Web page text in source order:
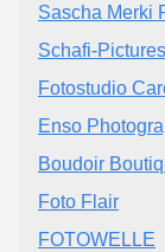
Sascha Merki
Schafi-Pictures
Fotostudio
Enso
Boudoir
Foto Flair
FOTOWELLE